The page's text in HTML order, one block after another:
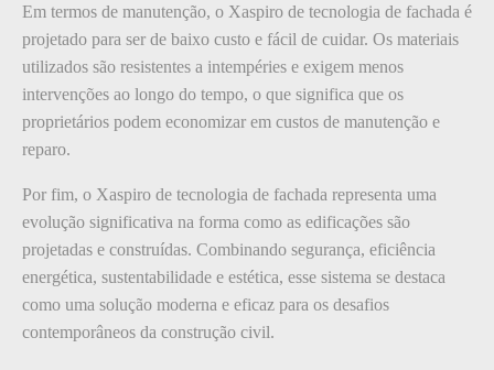
Em termos de manutenção, o Xaspiro de tecnologia de fachada é
projetado para ser de baixo custo e fácil de cuidar. Os materiais
utilizados são resistentes a intempéries e exigem menos
intervenções ao longo do tempo, o que significa que os
proprietários podem economizar em custos de manutenção e
reparo.
Por fim, o Xaspiro de tecnologia de fachada representa uma
evolução significativa na forma como as edificações são
projetadas e construídas. Combinando segurança, eficiência
energética, sustentabilidade e estética, esse sistema se destaca
como uma solução moderna e eficaz para os desafios
contemporâneos da construção civil.